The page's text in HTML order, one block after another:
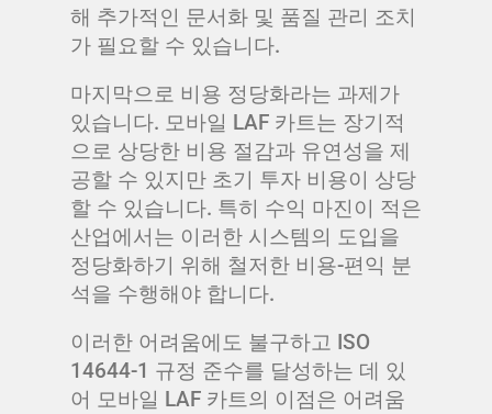
해 추가적인 문서화 및 품질 관리 조치
가 필요할 수 있습니다.
마지막으로 비용 정당화라는 과제가
있습니다. 모바일 LAF 카트는 장기적
으로 상당한 비용 절감과 유연성을 제
공할 수 있지만 초기 투자 비용이 상당
할 수 있습니다. 특히 수익 마진이 적은
산업에서는 이러한 시스템의 도입을
정당화하기 위해 철저한 비용-편익 분
석을 수행해야 합니다.
이러한 어려움에도 불구하고 ISO
14644-1 규정 준수를 달성하는 데 있
어 모바일 LAF 카트의 이점은 어려움